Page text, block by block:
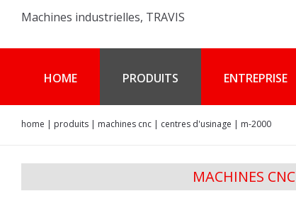
Machines industrielles, TRAVIS
HOME PRODUITS ENTREPRISE
home | produits | machines cnc | centres d'usinage | m-2000
MACHINES CNC